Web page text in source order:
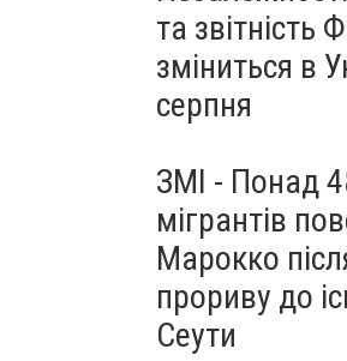
та
зміниться в
серпня
ЗМІ - Понад
мігрантів
Марокко
прориву до
Сеути